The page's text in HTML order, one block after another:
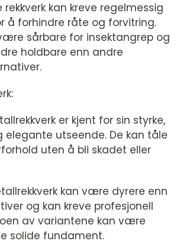
rekkverk kan kreve regelmessig
å forhindre råte og forvitring.
sårbare for insektangrep og
holdbare enn andre
er kjent for sin styrke,
elegante utseende. De kan tåle
uten å bli skadet eller
kan være dyrere enn
og kan kreve profesjonell
av variantene kan være
solide fundament.